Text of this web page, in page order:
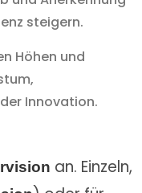
steigern.
Höhen und
Innovation.
an. Einzeln,